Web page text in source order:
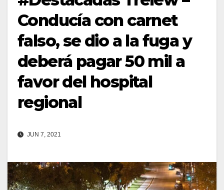
Conducía con carnet
falso, se dio a la fuga y
deberá pagar 50 mil a
favor del hospital
regional
JUN 7, 2021